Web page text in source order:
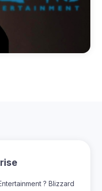
? Blizzard